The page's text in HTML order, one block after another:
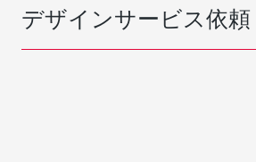
デザインサービス依頼